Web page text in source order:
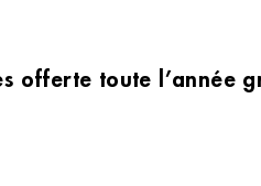
offerte toute l’année